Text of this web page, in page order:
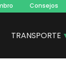
Consejos
TRANSPORTE